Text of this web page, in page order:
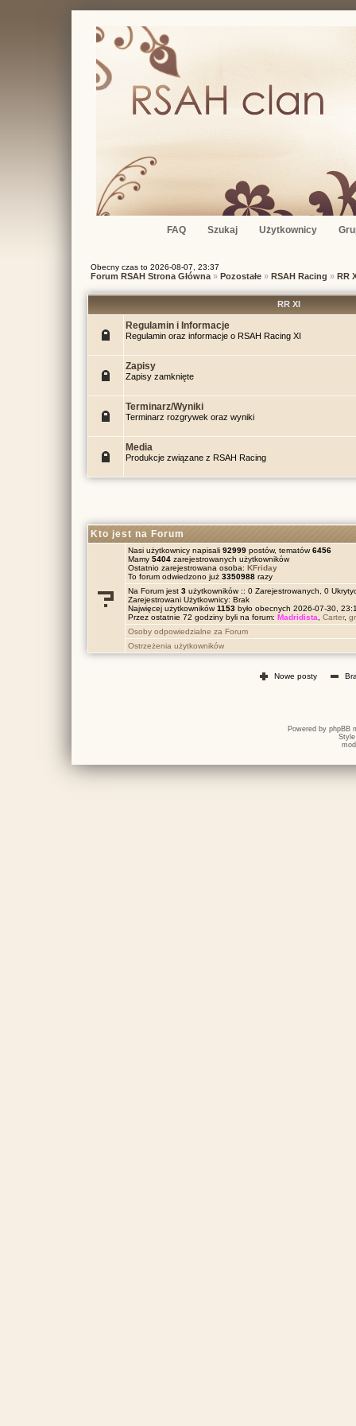
FAQ Szukaj Użytkownicy
Obecny czas to 2026-08-07, 23:37
Forum RSAH Strona Główna » Pozostałe » RSAH Racing » RR
RR XI
Regulamin i Informacje
Regulamin oraz informacje o RSAH Racing XI
Zapisy
Zapisy zamknięte
Terminarz/Wyniki
Terminarz rozgrywek oraz wyniki
Media
Produkcje związane z RSAH Racing
Kto jest na Forum
Nasi użytkownicy napisali 92999 postów, tematów6456
Mamy 5404 zarejestrowanych użytkowników
Ostatnio zarejestrowana osoba: KFriday
To forum odwiedzono już 3350988 razy
Na Forum jest 3 użytkowników :: 0 Zarejestrowanych, 0
Zarejestrowani Użytkownicy: Brak
Najwięcej użytkowników1153 było obecnych 2026-07-30,
Przez ostatnie 72 godziny byli na forum: Madridista Carter,
Osoby odpowiedzialne za Forum
Ostrzeżenia użytkowników
Nowe posty
Powered by phpBB